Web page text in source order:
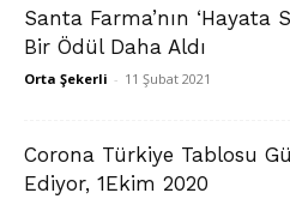
Santa Farma’nın ‘Hayata
Bir Ödül Daha Aldı
Orta Şekerli - 11 Şubat 2021
Corona Türkiye Tablosu
Ediyor, 1Ekim 2020